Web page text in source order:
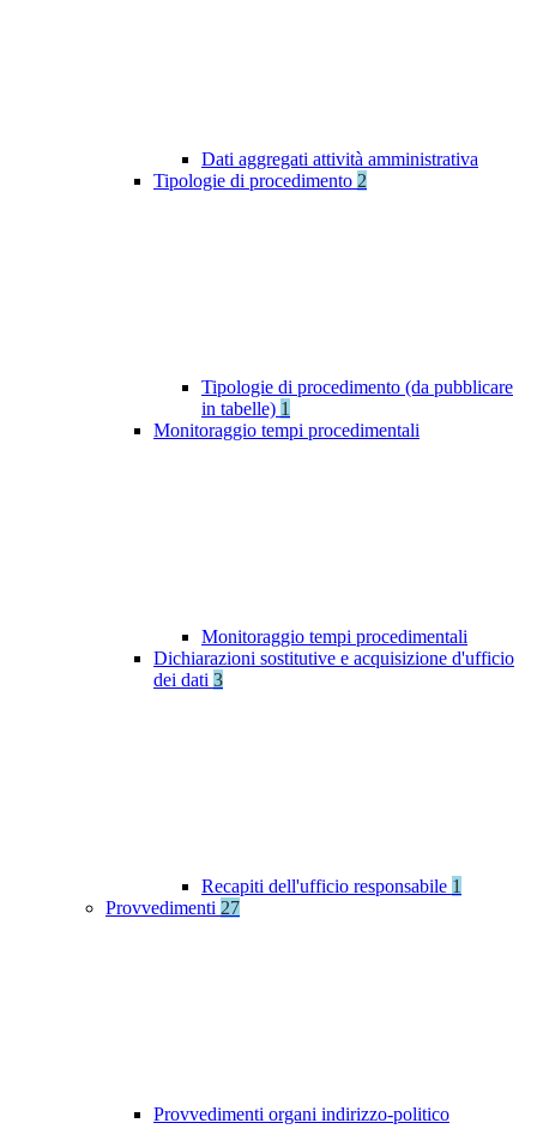
Dati aggregati attività amministrativa
Tipologie di procedimento 2
Tipologie di procedimento (da pubblicare
in tabelle) 1
Monitoraggio tempi procedimentali
Monitoraggio tempi procedimentali
Dichiarazioni sostitutive e acquisizione d'ufficio
dei dati 3
Recapiti dell'ufficio responsabile 1
Provvedimenti 27
Provvedimenti organi indirizzo-politico